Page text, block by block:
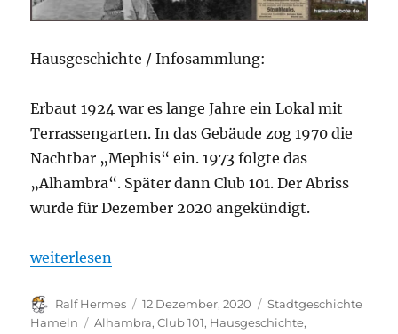
Hausgeschichte / Infosammlung:
Erbaut 1924 war es lange Jahre ein Lokal mit
Terrassengarten. In das Gebäude zog 1970 die
Nachtbar „Mephis“ ein. 1973 folgte das
„Alhambra“. Später dann Club 101. Der Abriss
wurde für Dezember 2020 angekündigt.
„Hausgeschichte: Strandhaus Hameln, Pyrmonter
weiterlesen
Autor
Ralf Hermes
Veröffentlicht
am
12 Dezember, 2020 Kategorien
Stadtgeschichte
Hameln
Schlagwörter
Alhambra,Club 101, Hausgeschichte,